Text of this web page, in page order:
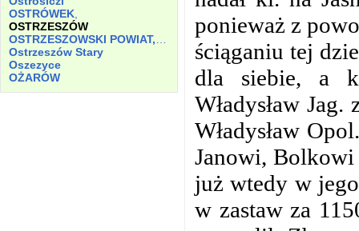
OSTRÓWEK
OSTRZESZÓW
Ostrzeszów Stary
Oszezyce
OŻARÓW
ponieważ z
ściąganiu tej
dla siebie, a
Władysław
Władysław
Janowi, Bolkowi
już wtedy w
w zastaw za